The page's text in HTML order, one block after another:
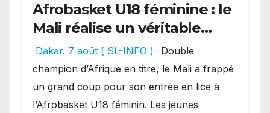
Afrobasket U18 féminine : le
Mali réalise un véritable
festival offensif et inflige
une lourde défaite au
Bénin.
Dakar. 7 août ( SL-INFO )- Double
champion d’Afrique en titre, le Mali a frappé
un grand coup pour son entrée en lice à
l’Afrobasket U18 féminin. Les jeunes